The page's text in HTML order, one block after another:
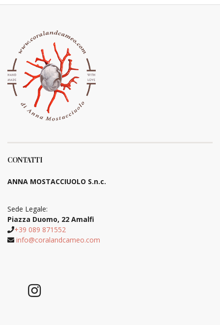
CONTATTI
ANNA MOSTACCIUOLO S.n.c.
Sede Legale:
Piazza Duomo, 22 Amalfi
+39 089 871552
info@coralandcameo.com